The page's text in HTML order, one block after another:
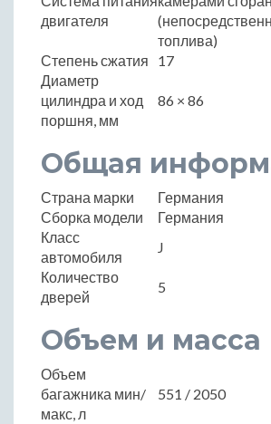
двигателя
топлива)
Степень сжатия
17
Диаметр
цилиндра и ход
поршня, мм
86 × 86
Общая
Страна марки
Германия
Сборка модели
Германия
Класс
автомобиля
J
Количество
дверей
5
Объем и масса
Объем
багажника мин/
макс, л
551 / 2050